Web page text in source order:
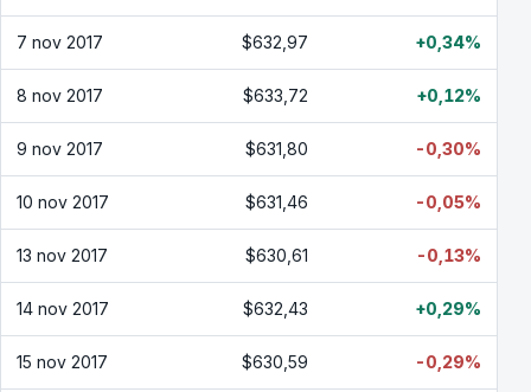
7 nov 2017 $632,97 +0,34%
8 nov 2017 $633,72 +0,12%
9 nov 2017 $631,80 -0,30%
10 nov 2017 $631,46 -0,05%
13 nov 2017 $630,61 -0,13%
14 nov 2017 $632,43 +0,29%
15 nov 2017 $630,59 -0,29%